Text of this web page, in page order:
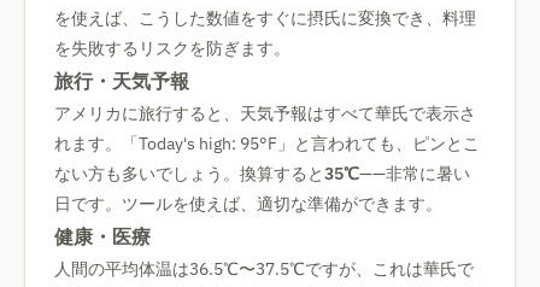
を使えば、こうした数値をすぐに摂氏に変換でき、料理
を失敗するリスクを防ぎます。
旅行・天気予報
アメリカに旅行すると、天気予報はすべて華氏で表示さ
れます。「Today's high: 95°F」と言われても、ピンとこ
ない方も多いでしょう。換算すると35℃——非常に暑い
日です。ツールを使えば、適切な準備ができます。
健康・医療
人間の平均体温は36.5℃〜37.5℃ですが、これは華氏で